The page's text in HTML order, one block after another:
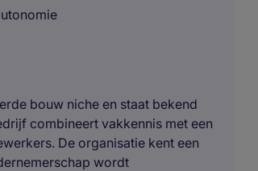
bouw niche en staat bekend
combineert vakkennis met een
De organisatie kent een
wordt